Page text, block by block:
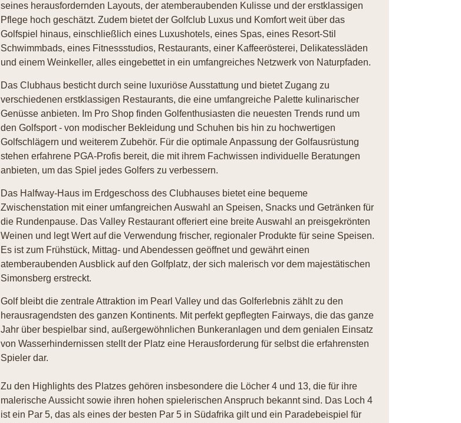
seines herausfordernden Layouts, der atemberaubenden Kulisse und der erstklassigen
Pflege hoch geschätzt. Zudem bietet der Golfclub Luxus und Komfort weit über das
Golfspiel hinaus, einschließlich eines Luxushotels, eines Spas, eines Resort-Stil
Schwimmbads, eines Fitnessstudios, Restaurants, einer Kaffeerösterei, Delikatessläden
und einem Weinkeller, alles eingebettet in ein umfangreiches Netzwerk von Naturpfaden.
Das Clubhaus besticht durch seine luxuriöse Ausstattung und bietet Zugang zu
verschiedenen erstklassigen Restaurants, die eine umfangreiche Palette kulinarischer
Genüsse anbieten. Im Pro Shop finden Golfenthusiasten die neuesten Trends rund um
den Golfsport - von modischer Bekleidung und Schuhen bis hin zu hochwertigen
Golfschlägern und weiterem Zubehör. Für die optimale Anpassung der Golfausrüstung
stehen erfahrene PGA-Profis bereit, die mit ihrem Fachwissen individuelle Beratungen
anbieten, um das Spiel jedes Golfers zu verbessern.
Das Halfway-Haus im Erdgeschoss des Clubhauses bietet eine bequeme
Zwischenstation mit einer umfangreichen Auswahl an Speisen, Snacks und Getränken für
die Rundenpause. Das Valley Restaurant offeriert eine breite Auswahl an preisgekrönten
Weinen und legt Wert auf die Verwendung frischer, regionaler Produkte für seine Speisen.
Es ist zum Frühstück, Mittag- und Abendessen geöffnet und gewährt einen
atemberaubenden Ausblick auf den Golfplatz, der sich malerisch vor dem majestätischen
Simonsberg erstreckt.
Golf bleibt die zentrale Attraktion im Pearl Valley und das Golferlebnis zählt zu den
herausragendsten des ganzen Kontinents. Mit perfekt gepflegten Fairways, die das ganze
Jahr über bespielbar sind, außergewöhnlichen Bunkeranlagen und dem genialen Einsatz
von Wasserhindernissen stellt der Platz eine Herausforderung für selbst die erfahrensten
Spieler dar.
Zu den Highlights des Platzes gehören insbesondere die Löcher 4 und 13, die für ihre
malerische Aussicht sowie ihren hohen spielerischen Anspruch bekannt sind. Das Loch 4
ist ein Par 5, das als eines der besten Par 5 in Südafrika gilt und ein Paradebeispiel für